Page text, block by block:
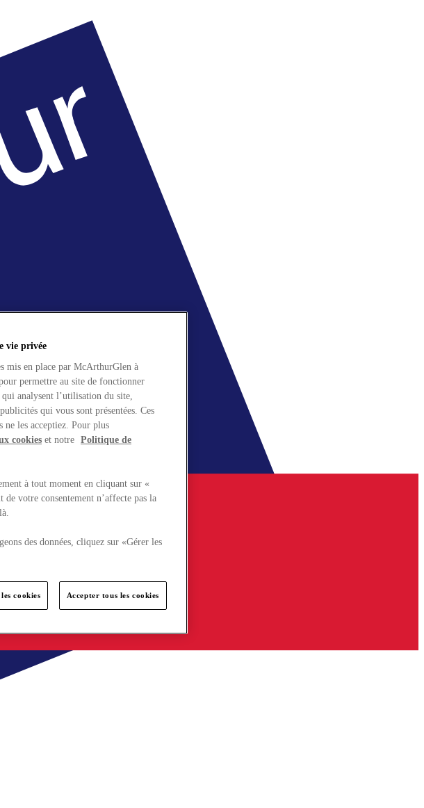
vie privée
mis en place par McArthurGlen à
permettre au site de fonctionner
analysent l’utilisation du site,
qui vous sont présentées. Ces
ne les acceptiez. Pour plus
cookies et notre Politique de
à tout moment en cliquant sur «
votre consentement n’affecte pas la
des données, cliquez sur «Gérer les
cookies Accepter tous les cookies